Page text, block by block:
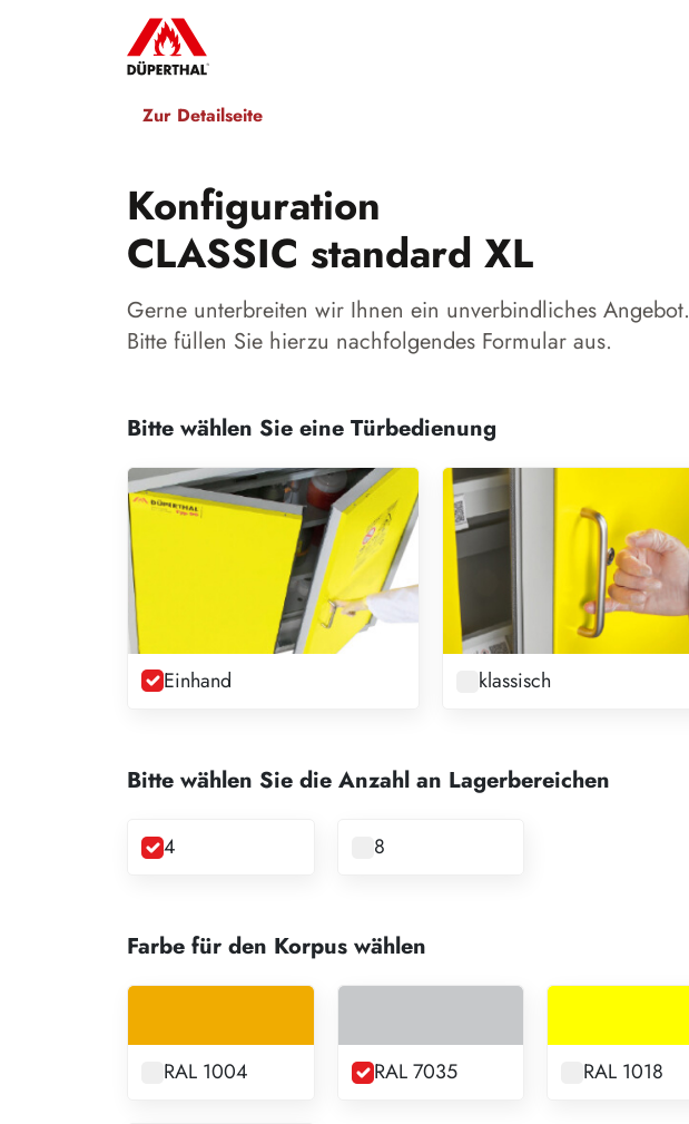
Zur Detailseite
Konfiguration
CLASSIC standard XL
Gerne unterbreiten wir Ihnen ein unverbindliches Angebot.
Bitte füllen Sie hierzu nachfolgendes Formular aus.
Bitte wählen Sie eine Türbedienung
Einhand klassisch
Bitte wählen Sie die Anzahl an Lagerbereichen
4 8
Farbe für den Korpus wählen
RAL 1004 RAL 7035 RAL 1018